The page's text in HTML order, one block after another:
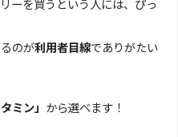
ーを買うという人には、ぴっ
のが利用者目線でありがたい
ミン」 から選べます！